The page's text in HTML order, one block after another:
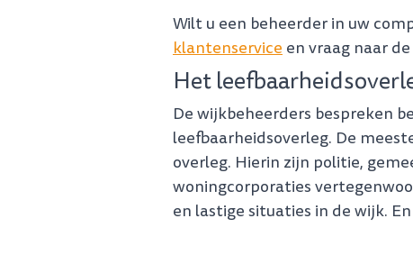
Wilt u een beheerder in uw
klantenservice en vraag naar
Het
De wijkbeheerders bespreken
leefbaarheidsoverleg. De
overleg. Hierin zijn politie,
woningcorporaties
en lastige situaties in de wijk.